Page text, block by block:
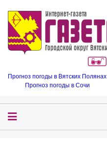
Прогноз погоды в Вятских Полянах
Прогноз погоды в Сочи